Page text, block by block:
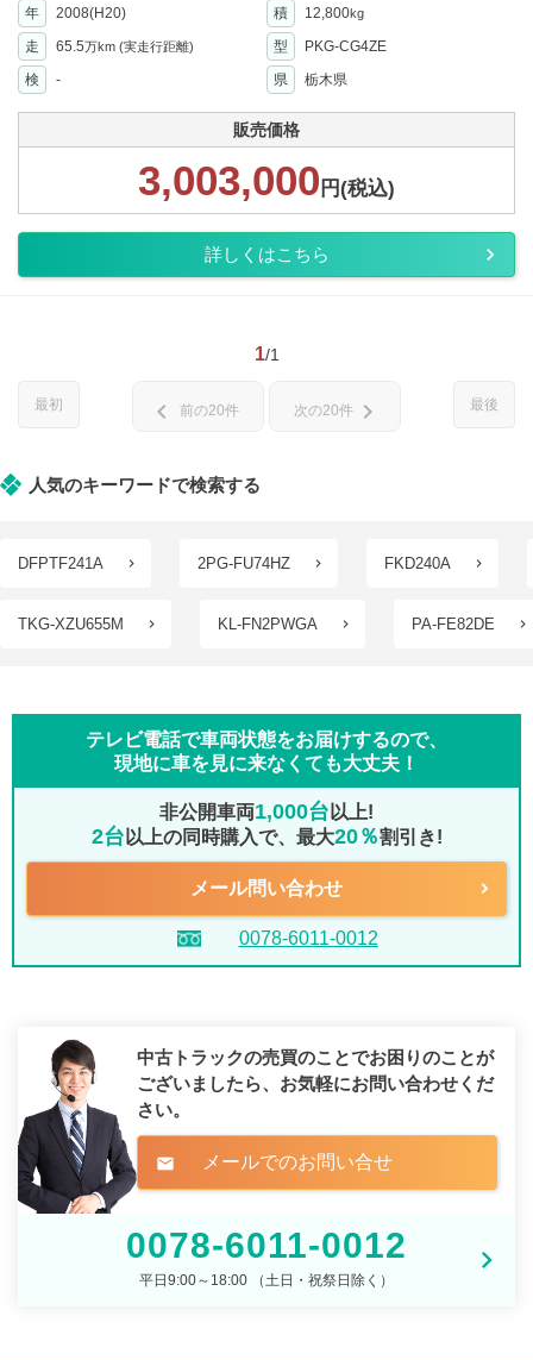
年
2008(H20) 積 12,800kg
走 65.5万km (実走行距離) 型
PKG-CG4ZE
検
- 県 栃木県
販売価格
3,003,000 円(税込)
詳しくはこちら
1/1
最初 最後
chevron_left 前の20件 次の20件 chevron_right
人気のキーワードで検索する
DFPTF241A 2PG-FU74HZ FKD240A
TKG-XZU655M KL-FN2PWGA PA-FE82DE
テレビ電話で車両状態をお届けするので、
現地に車を見に来なくても大丈夫！
非公開車両1,000台 以上!
2台 以上の同時購入で、最大20％割引き!
メール問い合わせ
0078-6011-0012
中古トラックの売買のことでお困りのことが
ございましたら、 お気軽にお問い合わせくだ
さい。
mail メールでのお問い合せ
0078-6011-0012
平日9:00～18:00 （土日・祝祭日除く）